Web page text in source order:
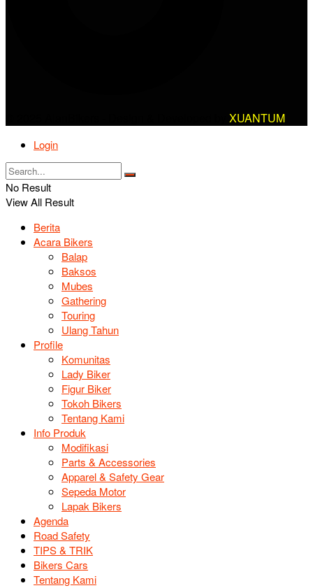
XUANTUM
Login
No Result
View All Result
Berita
Acara Bikers
Balap
Baksos
Mubes
Gathering
Touring
Ulang Tahun
Profile
Komunitas
Lady Biker
Figur Biker
Tokoh Bikers
Tentang Kami
Info Produk
Modifikasi
Parts & Accessories
Apparel & Safety Gear
Sepeda Motor
Lapak Bikers
Agenda
Road Safety
TIPS & TRIK
Bikers Cars
Tentang Kami